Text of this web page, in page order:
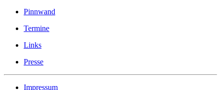
Pinnwand
Termine
Links
Presse
Impressum